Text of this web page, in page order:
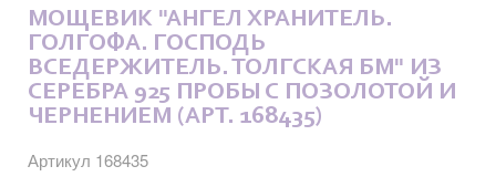
МОЩЕВИК "АНГЕЛ ХРАНИТЕЛЬ.
ГОЛГОФА. ГОСПОДЬ
ВСЕДЕРЖИТЕЛЬ. ТОЛГСКАЯ БМ" ИЗ
СЕРЕБРА 925 ПРОБЫ С ПОЗОЛОТОЙ И
ЧЕРНЕНИЕМ (АРТ. 168435)
Артикул 168435